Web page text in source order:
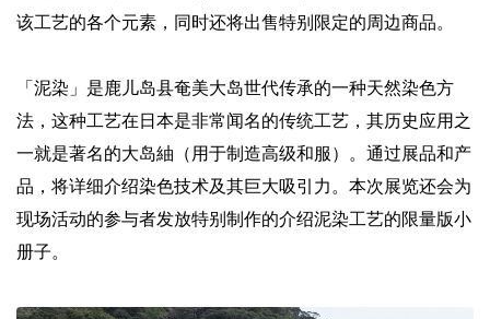
该工艺的各个元素，同时还将出售特别限定的周边商品。
「泥染」是鹿儿岛县奄美大岛世代传承的一种天然染色方
法，这种工艺在日本是非常闻名的传统工艺，其历史应用之
一就是著名的大岛紬（用于制造高级和服）。通过展品和产
品，将详细介绍染色技术及其巨大吸引力。本次展览还会为
现场活动的参与者发放特别制作的介绍泥染工艺的限量版小
册子。